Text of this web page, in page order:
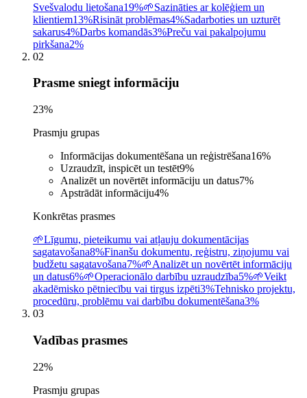
Svešvalodu lietošana19%🌱Sazināties ar kolēģiem un
klientiem13%Risināt problēmas4%Sadarboties un uzturēt
sakarus4%Darbs komandās3%Preču vai pakalpojumu
pirkšana2%
02
Prasme sniegt informāciju
23%
Prasmju grupas
Informācijas dokumentēšana un reģistrēšana16%
Uzraudzīt, inspicēt un testēt9%
Analizēt un novērtēt informāciju un datus7%
Apstrādāt informāciju4%
Konkrētas prasmes
🌱Līgumu, pieteikumu vai atļauju dokumentācijas
sagatavošana8%Finanšu dokumentu, reģistru, ziņojumu vai
budžetu sagatavošana7%🌱Analizēt un novērtēt informāciju
un datus6%🌱Operacionālo darbību uzraudzība5%🌱Veikt
akadēmisko pētniecību vai tirgus izpēti3%Tehnisko projektu,
procedūru, problēmu vai darbību dokumentēšana3%
03
Vadības prasmes
22%
Prasmju grupas